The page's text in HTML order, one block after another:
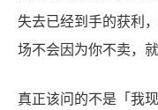
失去已经到手的获利
场不会因为你不卖，
真正该问的不是「我